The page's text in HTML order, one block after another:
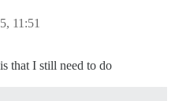
11:51
that I still need to do